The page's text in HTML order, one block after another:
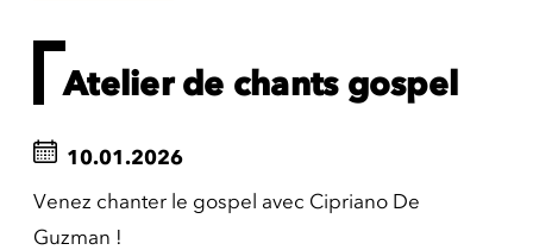
Atelier de chants gospel
10.01.2026
Venez chanter le gospel avec Cipriano De
Guzman !